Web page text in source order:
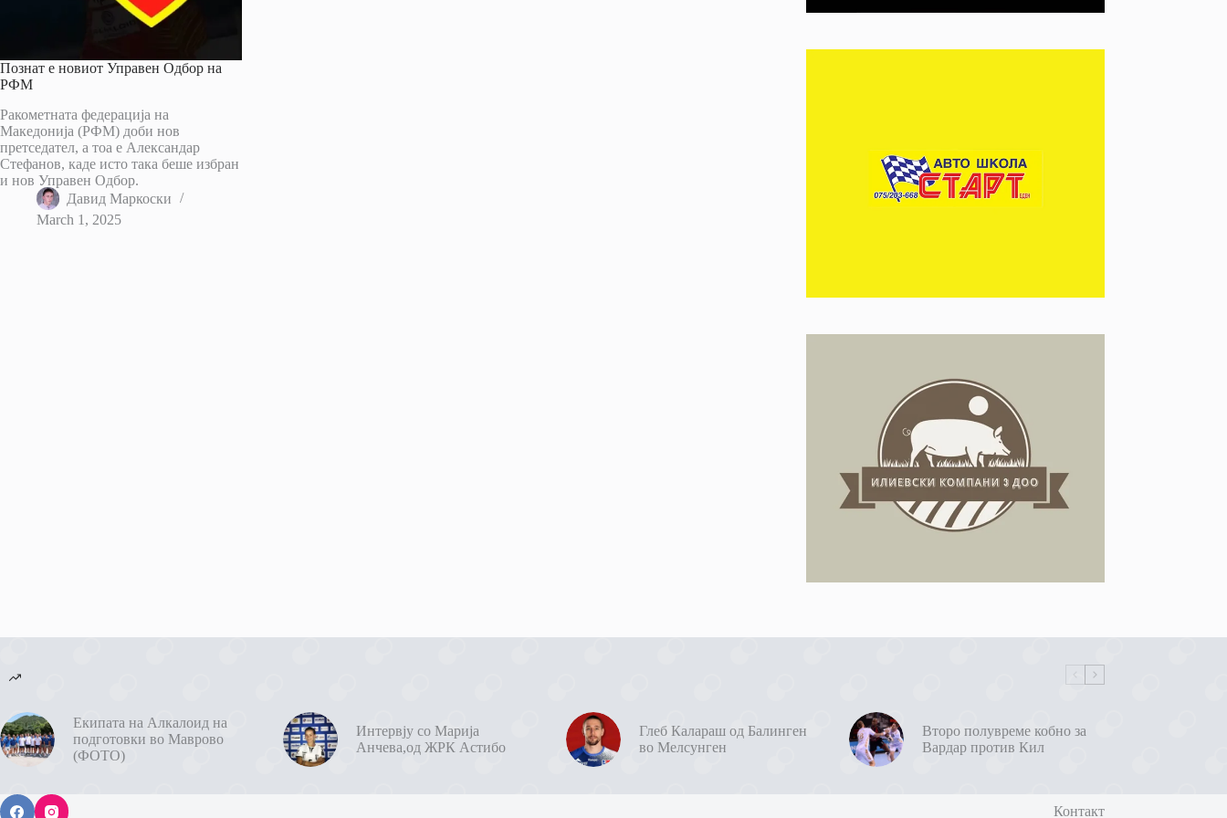
Познат е новиот Управен Одбор на
РФМ
Ракометната федерација на
Македонија (РФМ) доби нов
претседател, а тоа е Александар
Стефанов, каде исто така беше избран
и нов Управен Одбор.
Давид Маркоски
March 1, 2025
Екипата на Алкалоид на
подготовки во Маврово
(ФОТО)
Интервју со Марија
Анчева,од ЖРК Астибо
Глеб Калараш од Балинген
во Мелсунген
Второ полувреме кобно за
Вардар против Кил
Контакт